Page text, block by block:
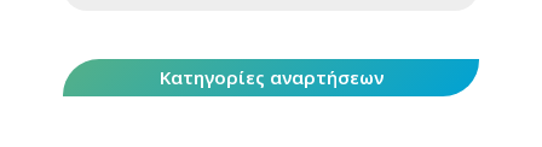
Κατηγορίες αναρτήσεων